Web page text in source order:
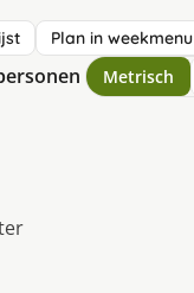
Plan in weekmenu
Metrisch